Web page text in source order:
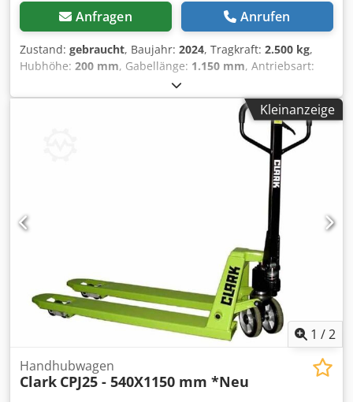
Anfragen Anrufen
Zustand: gebraucht, Baujahr: 2024, Tragkraft: 2.500 kg,
Hubhöhe: 200 mm, Gabellänge: 1.150 mm, Antriebsart:
, Handhubwagen Gabelbreite: 540 mm
Masttyp: Keiner Bereifung vorne Typ: Polyurethan Dcodpfx
Ajxfyfbspmjk Bereifung vorne Zustand: 80 - 100%
Bereifung hinten Typ: Polyurethan Bereifung hinten
Kleinanzeige
1 /2
Handhubwagen
Clark CPJ25 - 540X1150 mm *Neu